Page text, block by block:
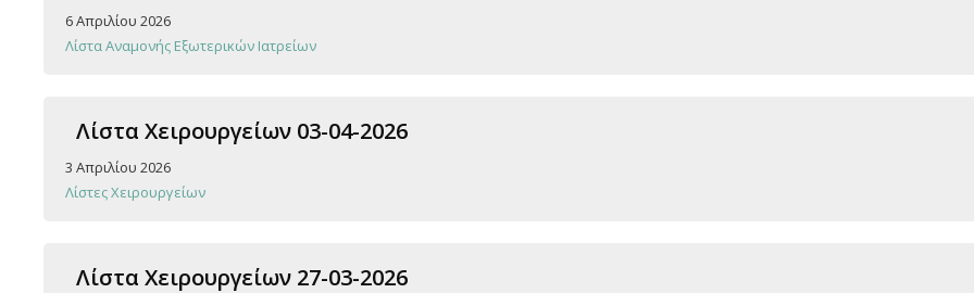
6 Απριλίου 2026
Λίστα Αναμονής Εξωτερικών Ιατρείων
Λίστα Χειρουργείων 03-04-2026
3 Απριλίου 2026
Λίστες Χειρουργείων
Λίστα Χειρουργείων 27-03-2026